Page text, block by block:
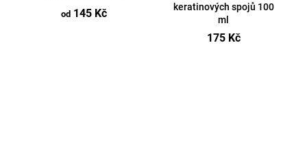
od145 Kč
keratinových spojů 100
ml
175 Kč